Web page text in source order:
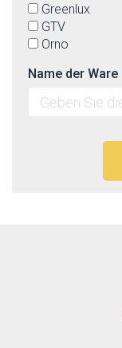
Greenlux
GTV
Orno
Name der Ware